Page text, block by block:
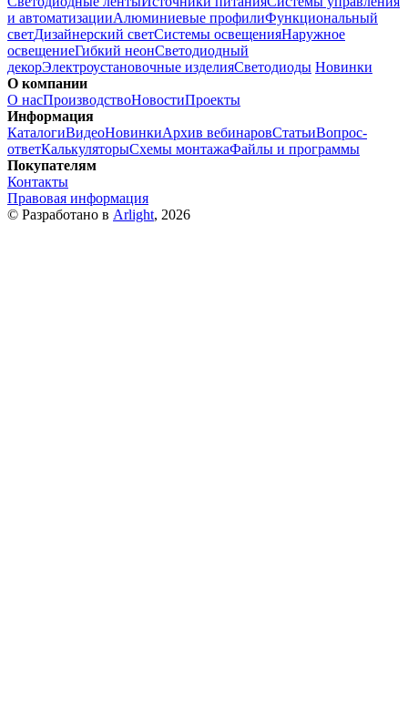
и автоматизацииАлюминиевые профилиФункциональный
светДизайнерский светСистемы освещенияНаружное
освещениеГибкий неонСветодиодный
декорЭлектроустановочные изделияСветодиоды Новинки
О компании
О насПроизводствоНовостиПроекты
Информация
КаталогиВидеоНовинкиАрхив вебинаровСтатьиВопрос-
ответКалькуляторыСхемы монтажаФайлы и программы
Покупателям
Контакты
Правовая информация
© Разработано в Arlight, 2026